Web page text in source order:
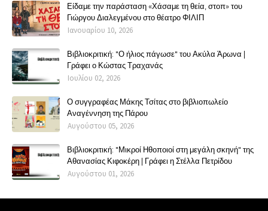
Είδαμε την παράσταση «Χάσαμε τη θεία, στοπ» του
Γιώργου Διαλεγμένου στο θέατρο ΦΙΛΙΠ
Ιανουαρίου 10, 2026
Βιβλιοκριτική: "Ο ήλιος πάγωσε" του Ακύλα Άρωνα |
Γράφει ο Κώστας Τραχανάς
Ιουλίου 02, 2026
Ο συγγραφέας Μάκης Τσίτας στο βιβλιοπωλείο
Αναγέννηση της Πάρου
Αυγούστου 05, 2026
Βιβλιοκριτική: "Μικροί Ηθοποιοί στη μεγάλη σκηνή" της
Αθανασίας Κιφοκέρη | Γράφει η Στέλλα Πετρίδου
Αυγούστου 01, 2026